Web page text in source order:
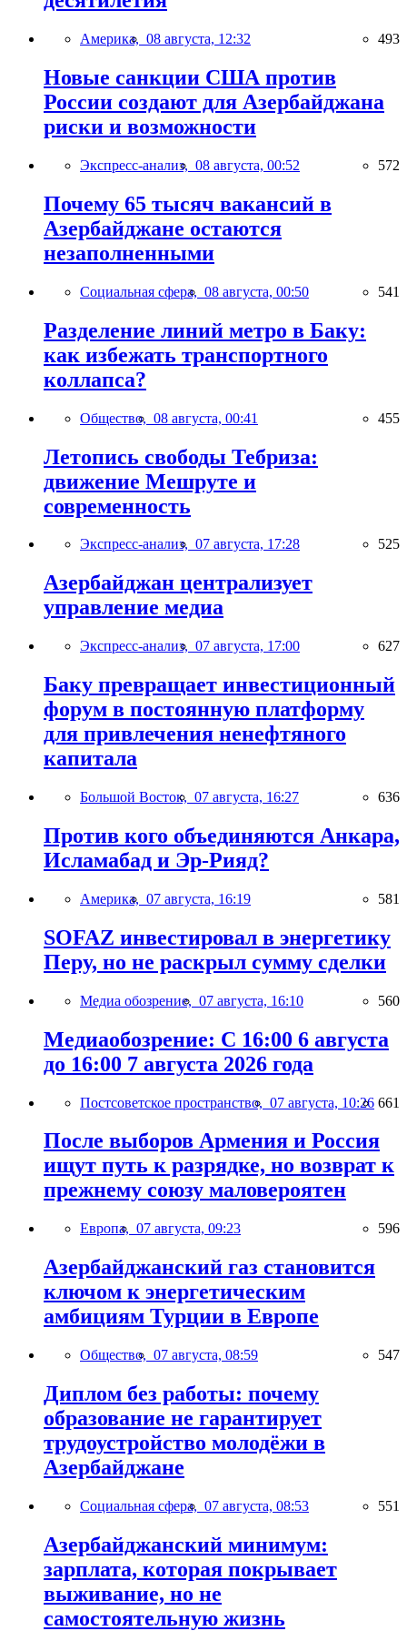
Америка, 08 августа, 12:32 493
Новые санкции США против
России создают для Азербайджана
риски и возможности
Экспресс-анализ, 08 августа, 00:52 572
Почему 65 тысяч вакансий в
Азербайджане остаются
незаполненными
Социальная сфера, 08 августа, 00:50 541
Разделение линий метро в Баку:
как избежать транспортного
коллапса?
Общество, 08 августа, 00:41 455
Летопись свободы Тебриза:
движение Мешруте и
современность
Экспресс-анализ, 07 августа, 17:28 525
Азербайджан централизует
управление медиа
Экспресс-анализ, 07 августа, 17:00 627
Баку превращает инвестиционный
форум в постоянную платформу
для привлечения ненефтяного
капитала
Большой Восток, 07 августа, 16:27 636
Против кого объединяются Анкара,
Исламабад и Эр-Рияд?
Америка, 07 августа, 16:19 581
SOFAZ инвестировал в энергетику
Перу, но не раскрыл сумму сделки
Медиа обозрение, 07 августа, 16:10 560
Медиаобозрение: С 16:00 6 августа
до 16:00 7 августа 2026 года
Постсоветское пространство, 07 августа, 10:26 661
После выборов Армения и Россия
ищут путь к разрядке, но возврат к
прежнему союзу маловероятен
Европа, 07 августа, 09:23 596
Азербайджанский газ становится
ключом к энергетическим
амбициям Турции в Европе
Общество, 07 августа, 08:59 547
Диплом без работы: почему
образование не гарантирует
трудоустройство молодёжи в
Азербайджане
Социальная сфера, 07 августа, 08:53 551
Азербайджанский минимум:
зарплата, которая покрывает
выживание, но не
самостоятельную жизнь